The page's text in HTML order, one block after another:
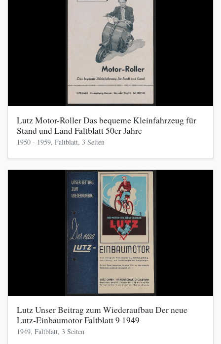
Lutz Motor-Roller Das bequeme Kleinfahrzeug für
Stand und Land Faltblatt 50er Jahre
1950 - 1959, Faltblatt, 3 Seiten
Lutz Unser Beitrag zum Wiederaufbau Der neue
Lutz-Einbaumotor Faltblatt 9 1949
1949, Faltblatt, 3 Seiten